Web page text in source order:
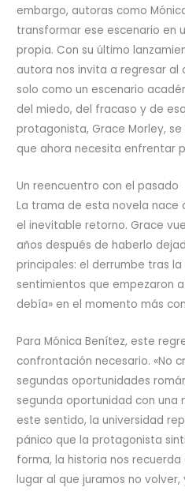
embargo, autoras como
transformar ese escenario en
propia. Con su último
autora nos invita a regresar al
solo como un escenario
del miedo, del fracaso y de
protagonista, Grace Morley,
que ahora necesita enfrentar
Un reencuentro con el pasado
La trama de esta novela nace
el inevitable retorno. Grace
años después de haberlo
principales: el derrumbe tras
sentimientos que empezaron
debía» en el momento más
Para Mónica Benítez, este
confrontación necesario. «No
segundas oportunidades
segunda oportunidad con una
este sentido, la universidad
pánico que la protagonista
forma, la historia nos
lugar al que juramos no